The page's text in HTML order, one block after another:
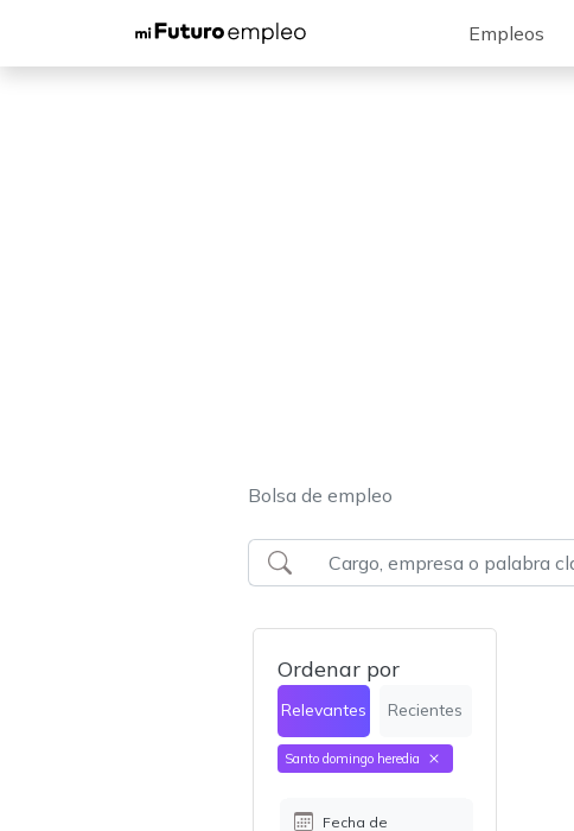
Empleos
Bolsa de empleo
Ordenar por
Relevantes Recientes
Santo domingo heredia
Fecha de